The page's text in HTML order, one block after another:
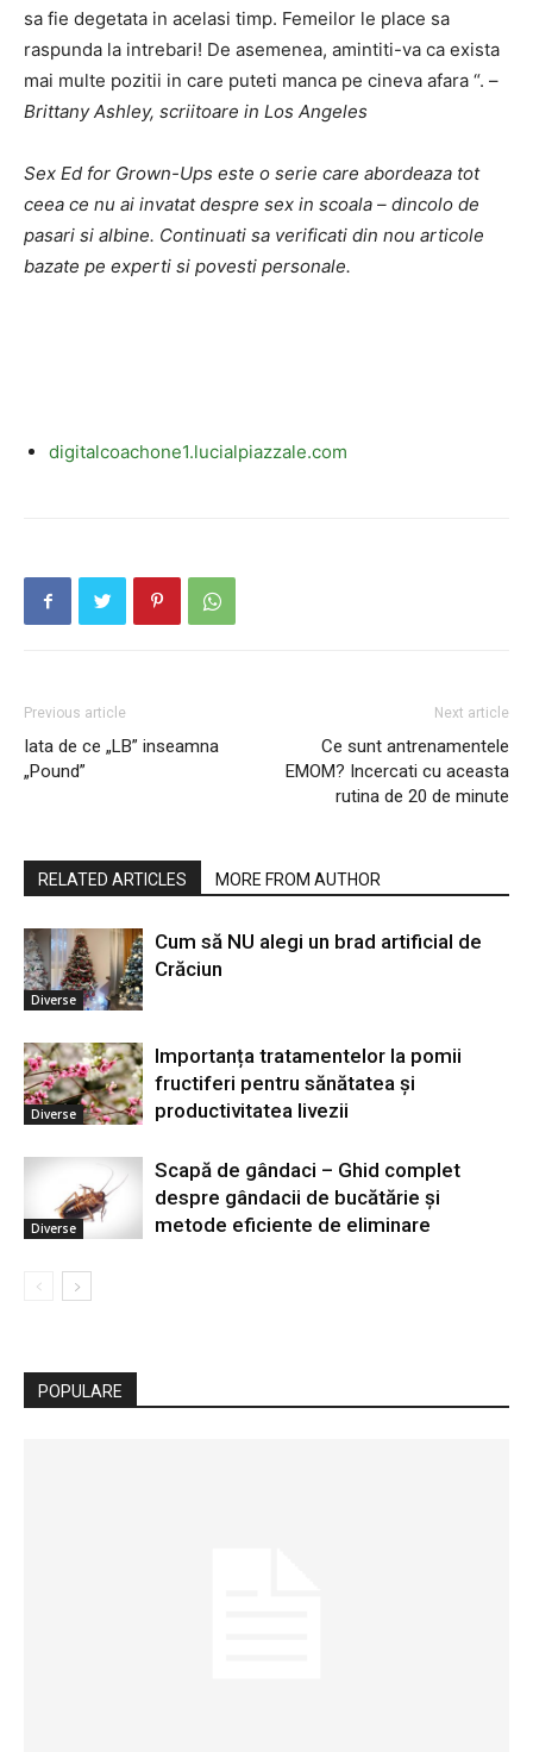
sa fie degetata in acelasi timp. Femeilor le place sa
raspunda la intrebari! De asemenea, amintiti-va ca exista
mai multe pozitii in care puteti manca pe cineva afara “. –
Brittany Ashley, scriitoare in Los Angeles
Sex Ed for Grown-Ups este o serie care abordeaza tot
ceea ce nu ai invatat despre sex in scoala – dincolo de
pasari si albine. Continuati sa verificati din nou articole
bazate pe experti si povesti personale.
digitalcoachone1.lucialpiazzale.com
Previous article
Iata de ce „LB” inseamna
„Pound”
Next article
Ce sunt antrenamentele
EMOM? Incercati cu aceasta
rutina de 20 de minute
RELATED ARTICLES MORE FROM AUTHOR
Diverse
Cum să NU alegi un brad artificial de
Crăciun
Diverse
Importanța tratamentelor la pomii
fructiferi pentru sănătatea și
productivitatea livezii
Diverse
Scapă de gândaci – Ghid complet
despre gândacii de bucătărie și
metode eficiente de eliminare
POPULARE